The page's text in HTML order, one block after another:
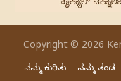
Copyright © 2026
ನಮ್ಮ ಕುರಿತು ನಮ್ಮ ತಂಡ